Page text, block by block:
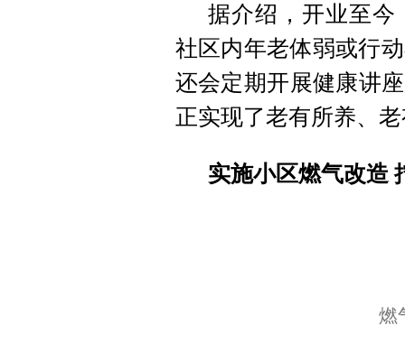
据介绍，开业至今
社区内年老体弱或行
还会定期开展健康讲
正实现了老有所养、
实施小区燃气改造
燃